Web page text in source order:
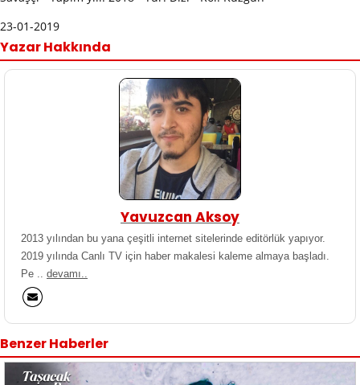
23-01-2019
Yazar Hakkında
Yavuzcan Aksoy
2013 yılından bu yana çeşitli internet sitelerinde editörlük yapıyor.
2019 yılında Canlı TV için haber makalesi kaleme almaya başladı.
Pe .. devamı..
Benzer Haberler